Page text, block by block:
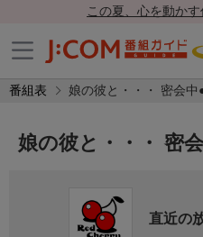
この夏、心を動か
番組表 娘の彼と・・・ 密会中
娘の彼と・・・ 密
直近の